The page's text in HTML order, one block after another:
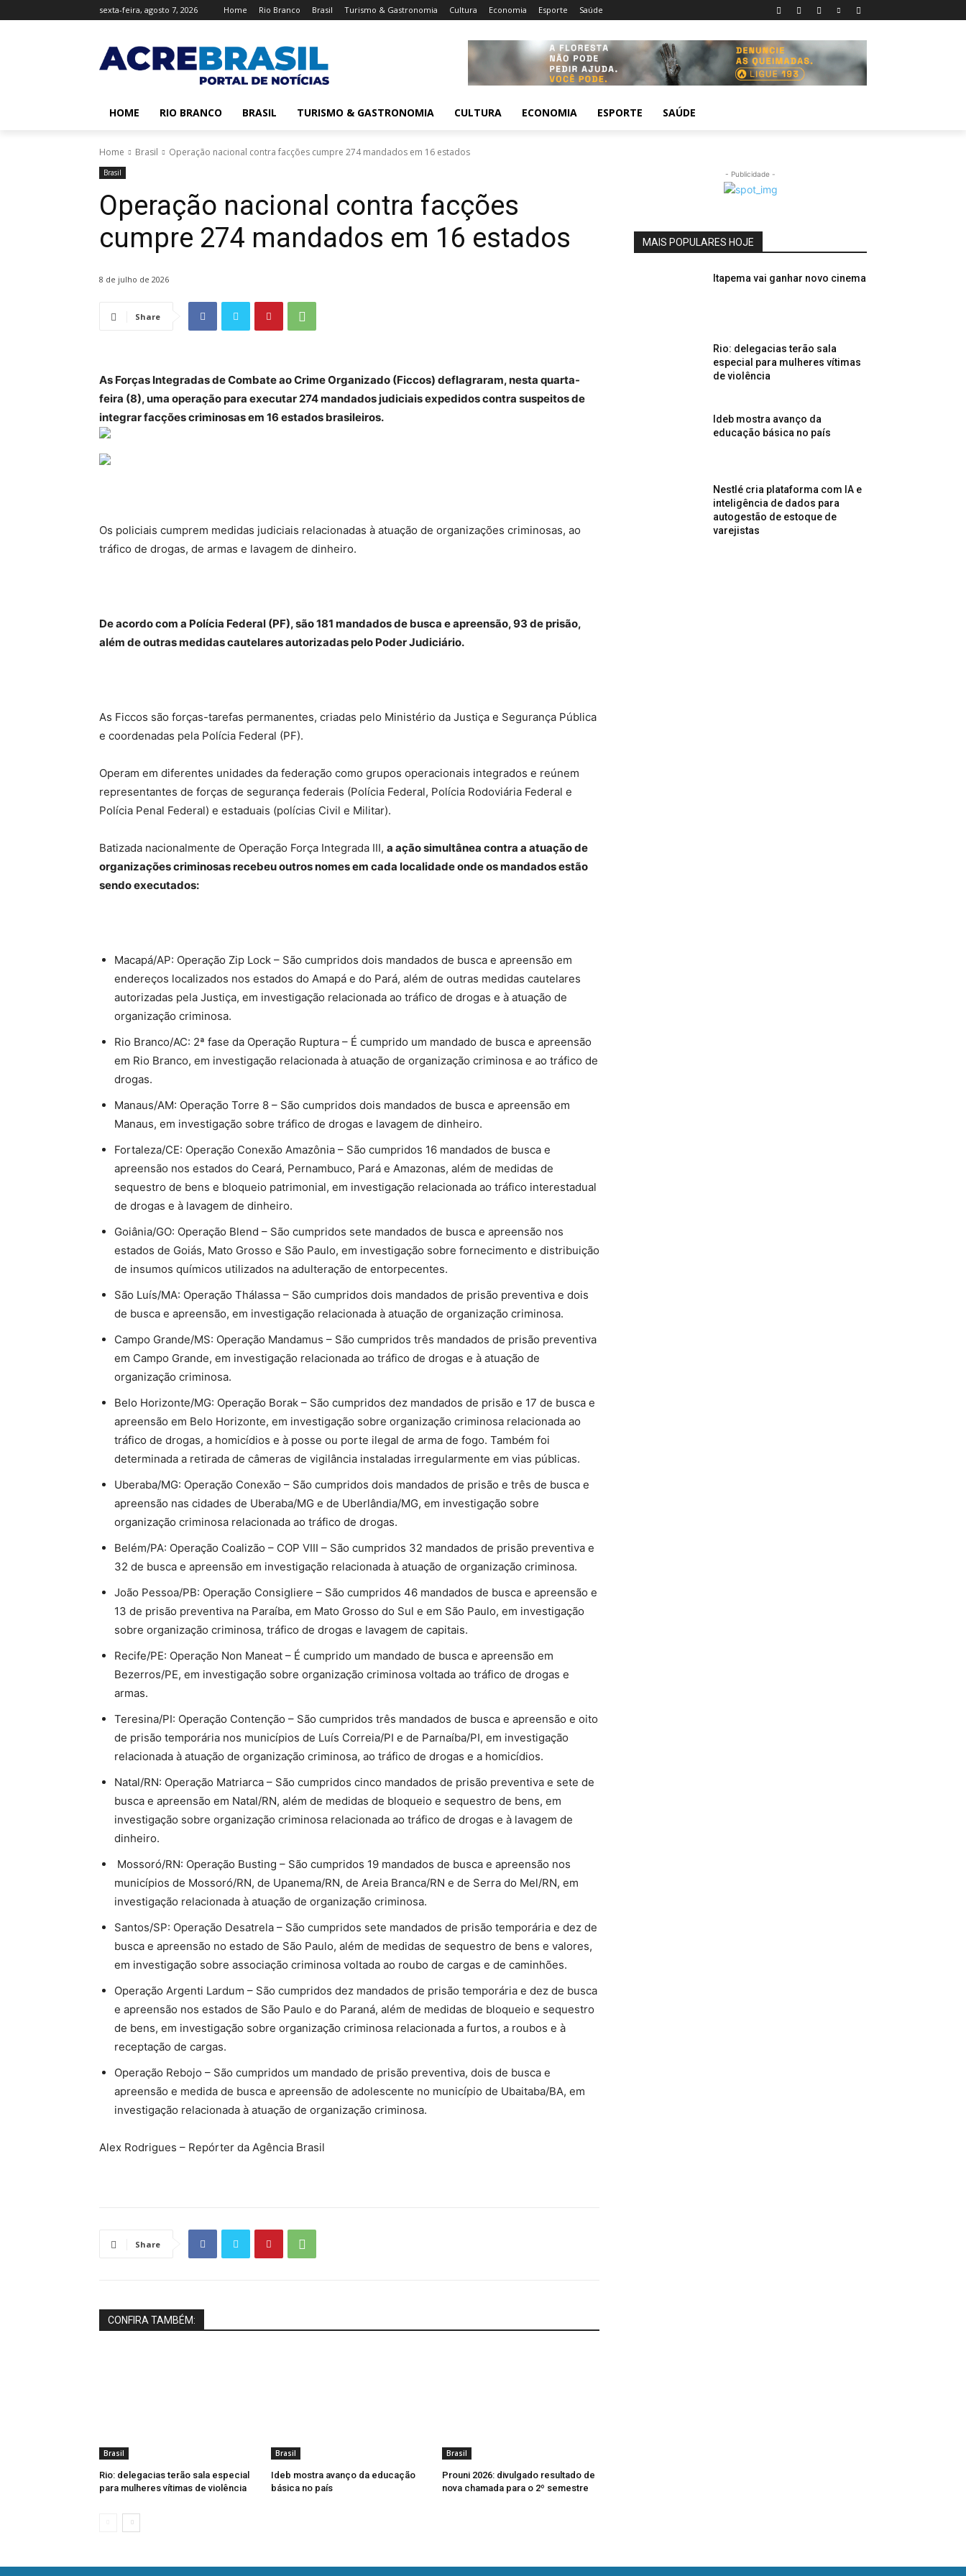
sexta-feira, agosto 7, 2026 Home Rio Branco Brasil Turismo & Gastronomia Cultura Economia Esporte Saúde
HOME RIO BRANCO BRASIL TURISMO & GASTRONOMIA CULTURA ECONOMIA ESPORTE SAÚDE
Home Brasil Operação nacional contra facções cumpre 274 mandados em 16 estados
Brasil
Operação nacional contra facções
cumpre 274 mandados em 16 estados
8 de julho de 2026
Share
As Forças Integradas de Combate ao Crime Organizado (Ficcos) deflagraram, nesta quarta-
feira (8), uma operação para executar 274 mandados judiciais expedidos contra suspeitos de
integrar facções criminosas em 16 estados brasileiros.
Os policiais cumprem medidas judiciais relacionadas à atuação de organizações criminosas, ao
tráfico de drogas, de armas e lavagem de dinheiro.
De acordo com a Polícia Federal (PF), são 181 mandados de busca e apreensão, 93 de prisão,
além de outras medidas cautelares autorizadas pelo Poder Judiciário.
As Ficcos são forças-tarefas permanentes, criadas pelo Ministério da Justiça e Segurança Pública
e coordenadas pela Polícia Federal (PF).
Operam em diferentes unidades da federação como grupos operacionais integrados e reúnem
representantes de forças de segurança federais (Polícia Federal, Polícia Rodoviária Federal e
Polícia Penal Federal) e estaduais (polícias Civil e Militar).
Batizada nacionalmente de Operação Força Integrada III, a ação simultânea contra a atuação de
organizações criminosas recebeu outros nomes em cada localidade onde os mandados estão
sendo executados:
Macapá/AP: Operação Zip Lock – São cumpridos dois mandados de busca e apreensão em
endereços localizados nos estados do Amapá e do Pará, além de outras medidas cautelares
autorizadas pela Justiça, em investigação relacionada ao tráfico de drogas e à atuação de
organização criminosa.
Rio Branco/AC: 2ª fase da Operação Ruptura – É cumprido um mandado de busca e apreensão
em Rio Branco, em investigação relacionada à atuação de organização criminosa e ao tráfico de
drogas.
Manaus/AM: Operação Torre 8 – São cumpridos dois mandados de busca e apreensão em
Manaus, em investigação sobre tráfico de drogas e lavagem de dinheiro.
Fortaleza/CE: Operação Conexão Amazônia – São cumpridos 16 mandados de busca e
apreensão nos estados do Ceará, Pernambuco, Pará e Amazonas, além de medidas de
sequestro de bens e bloqueio patrimonial, em investigação relacionada ao tráfico interestadual
de drogas e à lavagem de dinheiro.
Goiânia/GO: Operação Blend – São cumpridos sete mandados de busca e apreensão nos
estados de Goiás, Mato Grosso e São Paulo, em investigação sobre fornecimento e distribuição
de insumos químicos utilizados na adulteração de entorpecentes.
São Luís/MA: Operação Thálassa – São cumpridos dois mandados de prisão preventiva e dois
de busca e apreensão, em investigação relacionada à atuação de organização criminosa.
Campo Grande/MS: Operação Mandamus – São cumpridos três mandados de prisão preventiva
em Campo Grande, em investigação relacionada ao tráfico de drogas e à atuação de
organização criminosa.
Belo Horizonte/MG: Operação Borak – São cumpridos dez mandados de prisão e 17 de busca e
apreensão em Belo Horizonte, em investigação sobre organização criminosa relacionada ao
tráfico de drogas, a homicídios e à posse ou porte ilegal de arma de fogo. Também foi
determinada a retirada de câmeras de vigilância instaladas irregularmente em vias públicas.
Uberaba/MG: Operação Conexão – São cumpridos dois mandados de prisão e três de busca e
apreensão nas cidades de Uberaba/MG e de Uberlândia/MG, em investigação sobre
organização criminosa relacionada ao tráfico de drogas.
Belém/PA: Operação Coalizão – COP VIII – São cumpridos 32 mandados de prisão preventiva e
32 de busca e apreensão em investigação relacionada à atuação de organização criminosa.
João Pessoa/PB: Operação Consigliere – São cumpridos 46 mandados de busca e apreensão e
13 de prisão preventiva na Paraíba, em Mato Grosso do Sul e em São Paulo, em investigação
sobre organização criminosa, tráfico de drogas e lavagem de capitais.
Recife/PE: Operação Non Maneat – É cumprido um mandado de busca e apreensão em
Bezerros/PE, em investigação sobre organização criminosa voltada ao tráfico de drogas e
armas.
Teresina/PI: Operação Contenção – São cumpridos três mandados de busca e apreensão e oito
de prisão temporária nos municípios de Luís Correia/PI e de Parnaíba/PI, em investigação
relacionada à atuação de organização criminosa, ao tráfico de drogas e a homicídios.
Natal/RN: Operação Matriarca – São cumpridos cinco mandados de prisão preventiva e sete de
busca e apreensão em Natal/RN, além de medidas de bloqueio e sequestro de bens, em
investigação sobre organização criminosa relacionada ao tráfico de drogas e à lavagem de
dinheiro.
Mossoró/RN: Operação Busting – São cumpridos 19 mandados de busca e apreensão nos
municípios de Mossoró/RN, de Upanema/RN, de Areia Branca/RN e de Serra do Mel/RN, em
investigação relacionada à atuação de organização criminosa.
Santos/SP: Operação Desatrela – São cumpridos sete mandados de prisão temporária e dez de
busca e apreensão no estado de São Paulo, além de medidas de sequestro de bens e valores,
em investigação sobre associação criminosa voltada ao roubo de cargas e de caminhões.
Operação Argenti Lardum – São cumpridos dez mandados de prisão temporária e dez de busca
e apreensão nos estados de São Paulo e do Paraná, além de medidas de bloqueio e sequestro
de bens, em investigação sobre organização criminosa relacionada a furtos, a roubos e à
receptação de cargas.
Operação Rebojo – São cumpridos um mandado de prisão preventiva, dois de busca e
apreensão e medida de busca e apreensão de adolescente no município de Ubaitaba/BA, em
investigação relacionada à atuação de organização criminosa.
Alex Rodrigues – Repórter da Agência Brasil
Share
CONFIRA TAMBÉM:
Brasil
Rio: delegacias terão sala especial
para mulheres vítimas de violência
Brasil
Ideb mostra avanço da educação
básica no país
Brasil
Prouni 2026: divulgado resultado de
nova chamada para o 2º semestre
- Publicidade -
MAIS POPULARES HOJE
Itapema vai ganhar novo cinema
Rio: delegacias terão sala
especial para mulheres vítimas
de violência
Ideb mostra avanço da
educação básica no país
Nestlé cria plataforma com IA e
inteligência de dados para
autogestão de estoque de
varejistas